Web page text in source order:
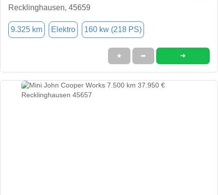
Recklinghausen, 45659
9.325 km Elektro 160 kw (218 PS)
★ ➦ ➜